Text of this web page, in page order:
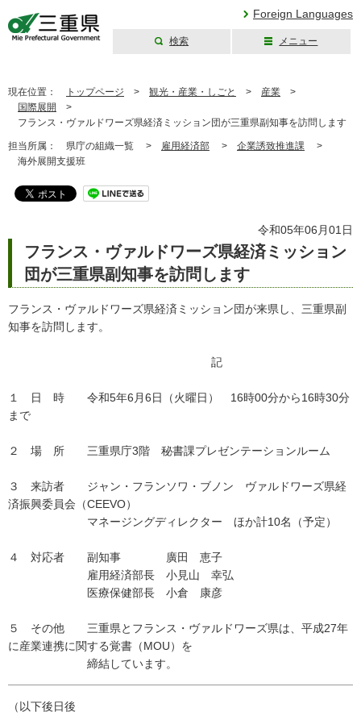
Foreign Languages
検索 メニュー
現在位置： トップページ > 観光・産業・しごと > 産業 >
国際展開
>
フランス・ヴァルドワーズ県経済ミッション団が三重県副知事を訪問します
担当所属： 県庁の組織一覧 > 雇用経済部 > 企業誘致推進課 >
海外展開支援班
令和05年06月01日
フランス・ヴァルドワーズ県経済ミッション
団が三重県副知事を訪問します
フランス・ヴァルドワーズ県経済ミッション団が来県し、三重県副
知事を訪問します。
記
１ 日 時 令和5年6月6日（火曜日） 16時00分から16時30分
まで
２ 場 所 三重県庁3階 秘書課プレゼンテーションルーム
３ 来訪者 ジャン・フランソワ・ブノン ヴァルドワーズ県経
済振興委員会（CEEVO）
マネージングディレクター ほか計10名（予定）
４ 対応者 副知事 廣田 恵子
雇用経済部長 小見山 幸弘
医療保健部長 小倉 康彦
５ その他 三重県とフランス・ヴァルドワーズ県は、平成27年
に産業連携に関する覚書（MOU）を
締結しています。
（以下後日後